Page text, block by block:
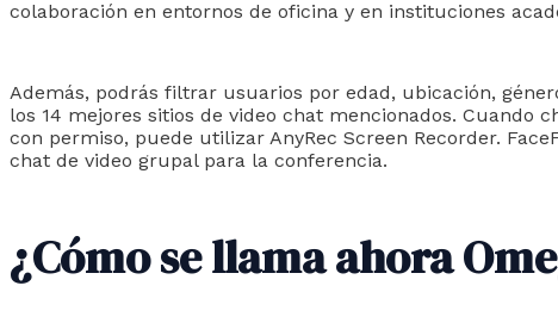
colaboración en entornos de oficina y en instituciones
Además, podrás filtrar usuarios por edad, ubicación,
los 14 mejores sitios de video chat mencionados. Cuando
con permiso, puede utilizar AnyRec Screen Recorder.
chat de video grupal para la conferencia.
¿Cómo se llama ahora